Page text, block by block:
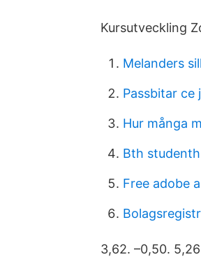
Kursutveckling
Melanders
Passbitar ce
Hur många
Bth
Free adobe
3,62. –0,50.